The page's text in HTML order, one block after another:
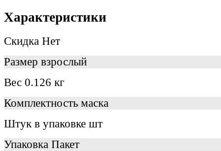
Характеристики
Скидка Нет
Размер взрослый
Вес 0.126 кг
Комплектность маска
Штук в упаковке шт
Упаковка Пакет